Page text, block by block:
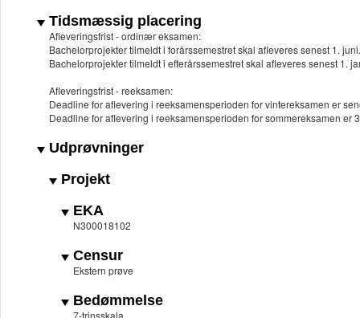
Tidsmæssig placering
Afleveringsfrist - ordinær eksamen:
Bachelorprojekter tilmeldt i forårssemestret skal afleveres senest 1.
Bachelorprojekter tilmeldt i efterårssemestret skal afleveres senest 1.
Afleveringsfrist - reeksamen:
Deadline for aflevering i reeksamensperioden for vintereksamen er
Deadline for aflevering i reeksamensperioden for sommereksamen er
Udprøvninger
Projekt
EKA
N300018102
Censur
Ekstern prøve
Bedømmelse